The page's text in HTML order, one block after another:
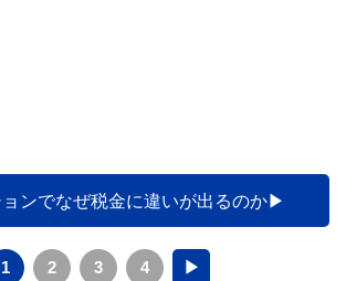
ンでなぜ税金に違いが出るのか
1 2 3 4 ▶